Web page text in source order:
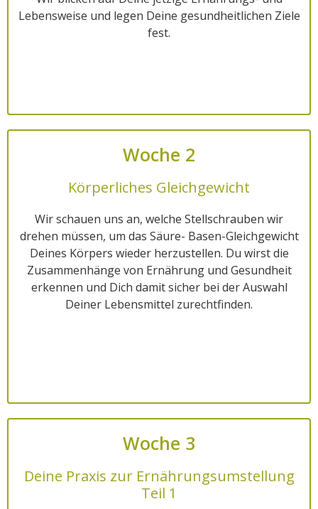
Lebensweise und legen Deine gesundheitlichen Ziele
fest.
Woche 2
Körperliches Gleichgewicht
Wir schauen uns an, welche Stellschrauben wir
drehen müssen, um das Säure- Basen-Gleichgewicht
Deines Körpers wieder herzustellen. Du wirst die
Zusammenhänge von Ernährung und Gesundheit
erkennen und Dich damit sicher bei der Auswahl
Deiner Lebensmittel zurechtfinden.
Woche 3
Deine Praxis zur Ernährungsumstellung
Teil 1